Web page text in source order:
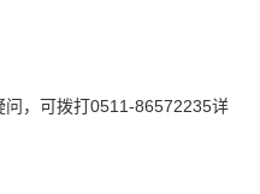
问，可拨打0511-86572235详